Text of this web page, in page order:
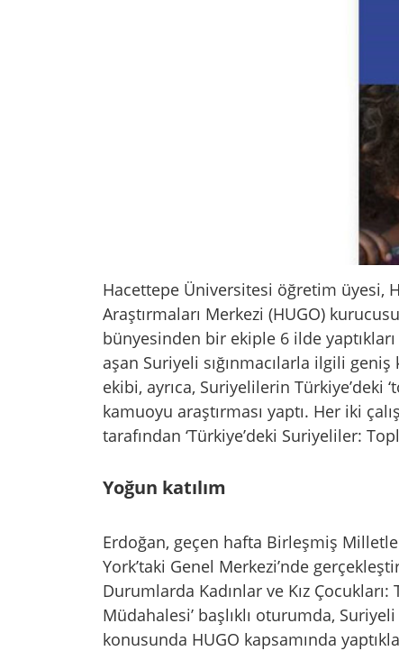
Hacettepe Üniversitesi öğretim üyesi,
Araştırmaları Merkezi (HUGO)
bünyesinden bir ekiple 6 ilde
aşan Suriyeli sığınmacılarla ilgili
ekibi, ayrıca, Suriyelilerin Türkiye’deki
kamuoyu araştırması yaptı. Her iki
tarafından ‘Türkiye’deki Suriyeliler:
Yoğun katılım
Erdoğan, geçen hafta Birleşmiş
York’taki Genel Merkezi’nde
Durumlarda Kadınlar ve Kız Çocukları:
Müdahalesi’ başlıklı oturumda,
konusunda HUGO kapsamında